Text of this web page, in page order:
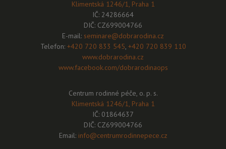
Klimentská 1246/1, Praha 1
IČ: 24286664
DIČ: CZ699004766
E-mail: seminare@dobrarodina.cz
Telefon: +420 720 833 545, +420 720 839 110
www.dobrarodina.cz
www.facebook.com/dobrarodinaops
Centrum rodinné péče, o. p. s.
Klimentská 1246/1, Praha 1
IČ: 01864637
DIČ: CZ699004766
Email: info@centrumrodinnepece.cz